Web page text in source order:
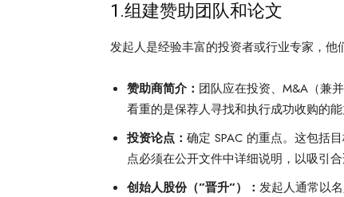
1.组建赞助团队和论文
发起人是经验丰富的投资者或行业专家，他
赞助商简介： 团队应在投资、M&A（兼
看重的是保荐人寻找和执行成功收购的能
投资论点： 确定 SPAC 的重点。这包括
点必须在公开文件中详细说明，以吸引合
创始人股份（”晋升”）： 发起人通常以